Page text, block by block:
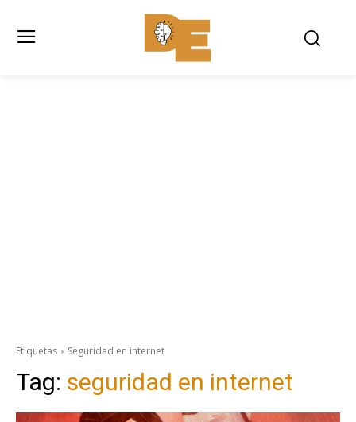
Etiquetas Seguridad en internet
Tag: seguridad en internet